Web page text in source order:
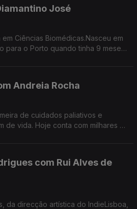
José
Ciências Biomédicas.Nasceu em
para o Porto quando tinha 9 meses.
Andreia Rocha
de cuidados paliativos e
de vida. Hoje conta com milhares de
com Rui Alves de
da direcção artística do IndieLisboa,